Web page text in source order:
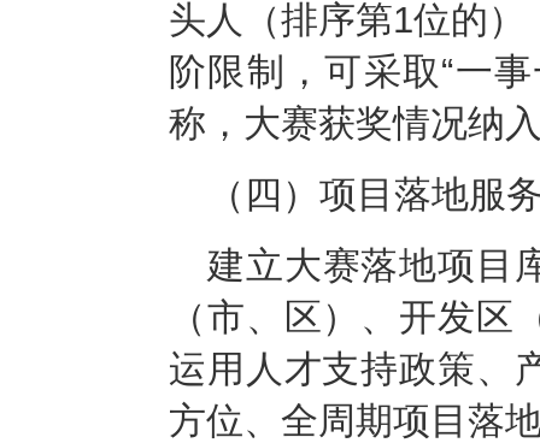
头人（排序第1位的
阶限制，可采取“一
称，大赛获奖情况纳
（四）项目落地服
建立大赛落地项目
（市、区）、开发
运用人才支持政策、
方位、全周期项目落